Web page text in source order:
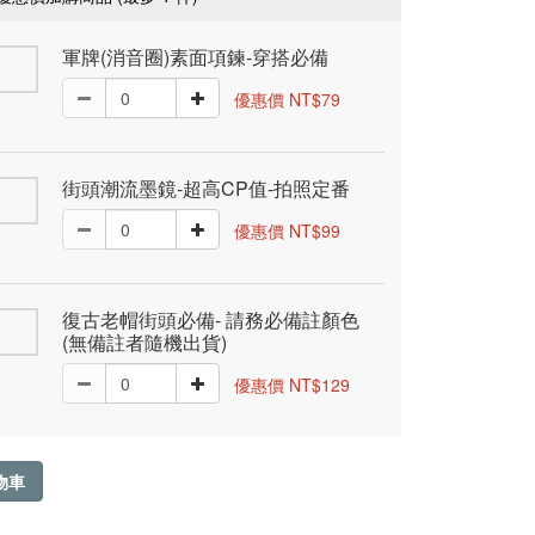
軍牌(消音圈)素面項鍊-穿搭必備
優惠價 NT$79
街頭潮流墨鏡-超高CP值-拍照定番
優惠價 NT$99
復古老帽街頭必備- 請務必備註顏色
(無備註者隨機出貨)
優惠價 NT$129
車